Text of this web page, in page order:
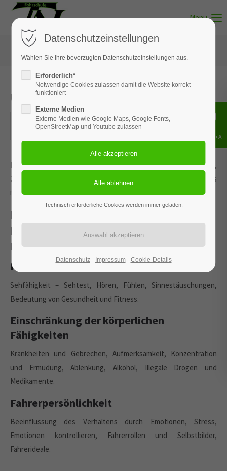
Menu
Unterricht - Thema 01
01.05.2022
Dieses Ereignis wird an den Terminen 19.12.2023, 30.01.2024,
29.02.2024, 03.04.2024 und 7 weiteren Terminen wiederholt. Das
nächste Ereignis findet statt am01.05.2022. bis zum 27.11.2024.
Persönliche Voraussetzungen /
Risikofaktor Mensch, Körperliche
Fähigkeiten
Körperliche Fähigkeiten
Sehfähigkeit – Sehtest, Hören, Fühlen, Sinnestäuschungen,
Bedeutung von Gesundheit und Fitness.
Einschränkung der körperlichen
Fähigkeiten
Krankheiten und Gebrechen, Aufmerksamkeit, Konzentration
und Ermüdung, Ablenkung, Alkohol, Illegale Drogen und
Medikamente.
Fahrerpersönlichkeit
Beeinflussung des Verhaltens durch Emotionen, Stress,
Emotionen kontrollieren, Fahrerrollen und Selbstbilder,
Fahrerideale.
Datenschutzeinstellungen
Wählen Sie Ihre bevorzugten Datenschutzeinstellungen aus.
Erforderlich*
Notwendige Cookies zulassen damit die Website korrekt
funktioniert
Externe Medien
Externe Medien wie Google Maps, Google Fonts,
OpenStreetMap und Youtube zulassen
Technisch erforderliche Cookies werden immer geladen.
Datenschutz Impressum Cookie-Details
Shift+Alt+A